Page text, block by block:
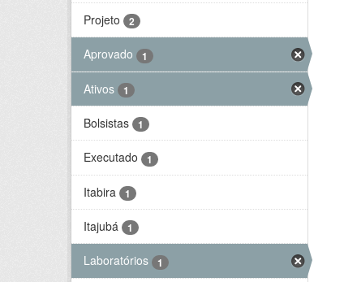
Projeto 2
Aprovado 1
Ativos 1
Bolsistas 1
Executado 1
Itabira 1
Itajubá 1
Laboratórios 1